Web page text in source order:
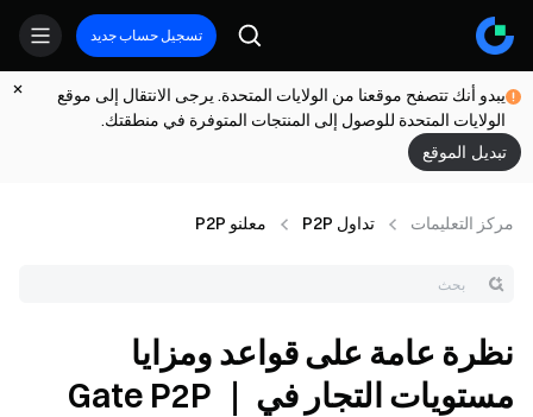
تسجيل حساب جديد
يبدو أنك تتصفح موقعنا من الولايات المتحدة. يرجى الانتقال إلى موقع
الولايات المتحدة للوصول إلى المنتجات المتوفرة في منطقتك.
تبديل الموقع
مركز التعلیمات تداول P2P معلنو P2P
نظرة عامة على قواعد ومزايا
مستويات التجار في Gate P2P ｜